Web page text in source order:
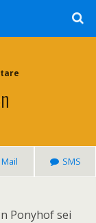
Mail SMS
Ponyhof sei